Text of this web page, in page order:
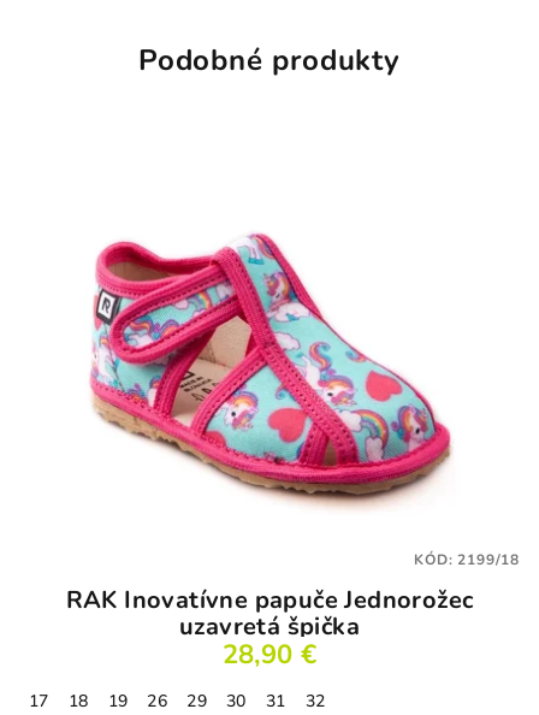
Podobné produkty
RAK Inovatívne papuče Jednorožec
uzavretá špička
28,90 €
17 18 19 26 29 30 31
32
KÓD:2199/18